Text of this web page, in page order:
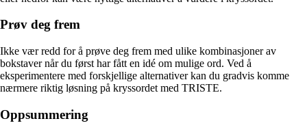
Prøv deg frem
Ikke vær redd for å prøve deg frem med ulike kombinasjoner av
bokstaver når du først har fått en idé om mulige ord. Ved å
eksperimentere med forskjellige alternativer kan du gradvis komme
nærmere riktig løsning på kryssordet med TRISTE.
Oppsummering